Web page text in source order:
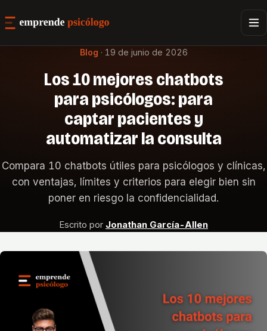
Blog · 19 de junio de 2026
Los 10 mejores chatbots
para psicólogos: para
captar pacientes y
automatizar la consulta
Compara 10 chatbots útiles para psicólogos y clínicas,
con ventajas, límites y criterios para elegir bien sin
poner en riesgo la confidencialidad.
Escrito por Jonathan García-Allen